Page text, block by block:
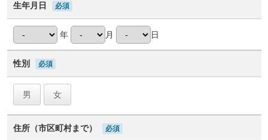
生年月日 必須
年 月 日
性別 必須
男 女
住所（市区町村まで） 必須